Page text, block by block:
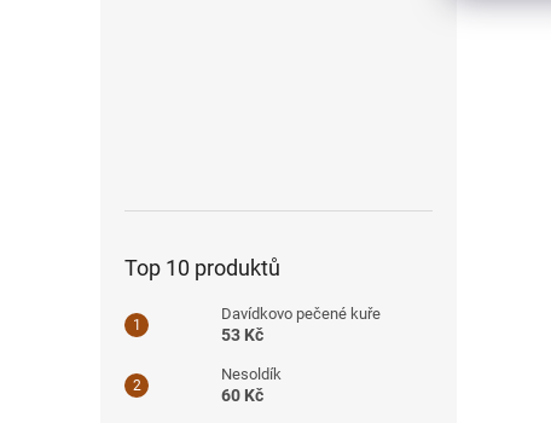
Top 10 produktů
Davídkovo pečené kuře
53 Kč
Nesoldík
60 Kč